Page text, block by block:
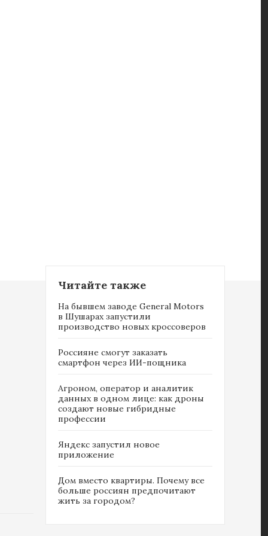
Читайте также
На бывшем заводе General Motors
в Шушарах запустили
производство новых кроссоверов
Россияне cмогут заказать
смартфон через ИИ-пощника
Агроном, оператор и аналитик
данных в одном лице: как дроны
создают новые гибридные
профессии
Яндекс запустил новое
приложение
Дом вместо квартиры. Почему все
больше россиян предпочитают
жить за городом?